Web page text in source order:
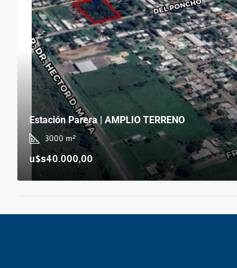
Estación Parera | AMPLIO TERRENO
3000 m²
u$s40.000,00